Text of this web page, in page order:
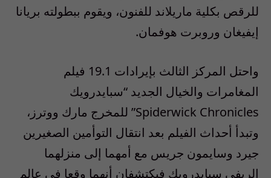
للرقص بكلية ماريلاند للفنون، ويقوم ببطولته بريانا
إيفيغان وروبرت هوفمان.
واحتل المركز الثالث بإيرادات 19.1 فيلم
المغامرات والخيال الجديد “سبايدرويك
Spiderwick Chronicles” للمخرج مارك ووترز،
وتبدأ أحداث الفيلم بعد انتقال التوأمين الصغيرين
جيرد وسايمون جريس مع أمهما إلى منزلهما
الريفي سبايدرويك فيكتشفان أنهما وقعا في عالم